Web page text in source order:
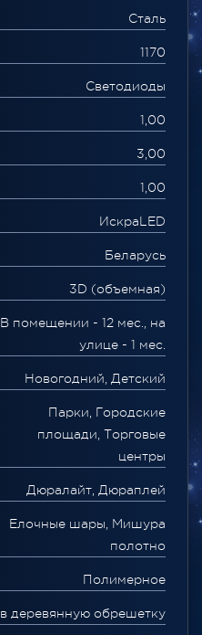
Сталь
1170
Светодиоды
1,00
3,00
1,00
ИскраLED
Беларусь
3D (объемная)
В помещении - 12 мес., на
улице - 1 мес.
Новогодний, Детский
Парки, Городские
площади, Торговые
центры
Дюралайт, Дюраплей
Елочные шары, Мишура
полотно
Полимерное
в деревянную обрешетку